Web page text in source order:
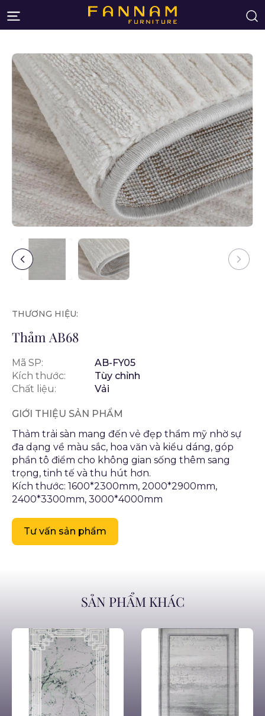
THƯƠNG HIỆU:
Thảm AB68
Mã SP:
AB-FY05
Kích thước:
Tùy chỉnh
Chất liệu:
Vải
GIỚI THIỆU SẢN PHẨM
Thảm trải sàn mang đến vẻ đẹp thẩm mỹ nhờ sự
đa dạng về màu sắc, hoa văn và kiểu dáng, góp
phần tô điểm cho không gian sống thêm sang
trọng, tinh tế và thu hút hơn.
Kích thước: 1600*2300mm, 2000*2900mm,
2400*3300mm, 3000*4000mm
Tư vấn sản phẩm
SẢN PHẨM KHÁC